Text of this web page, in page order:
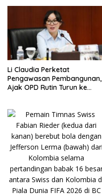
Li Claudia Perketat
Pengawasan Pembangunan,
Ajak OPD Rutin Turun ke